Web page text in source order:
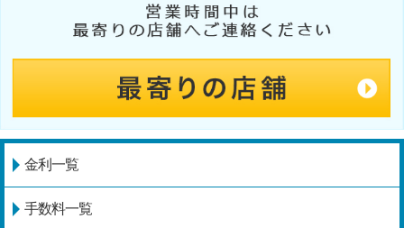
金利一覧
手数料一覧